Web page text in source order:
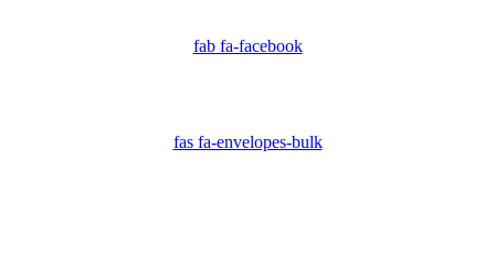
fab fa-facebook
fas fa-envelopes-bulk